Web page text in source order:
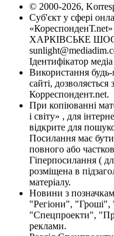
© 2000-2026,
Суб'єкт у сфері
ХАРКІВСЬКЕ ШОСЕ,
Ідентифікатор
Використання будь-
сайті,
Корреспондент.net.
При копіюванні
і світу» , для
відкрите для
Посилання має бути
повного або
Гіперпосилання (
розміщена в
матеріалу.
Новини з
"Регіони",
"Спецпроекти",
реклами.